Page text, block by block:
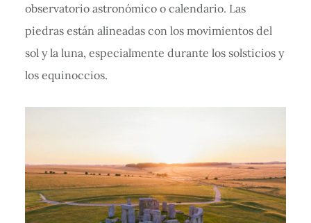
observatorio astronómico o calendario. Las
piedras están alineadas con los movimientos del
sol y la luna, especialmente durante los solsticios y
los equinoccios.